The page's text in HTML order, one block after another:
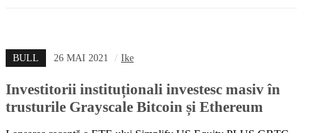
BULL 26 MAI 2021 / Ike
Investitorii instituționali investesc masiv în
trusturile Grayscale Bitcoin și Ethereum